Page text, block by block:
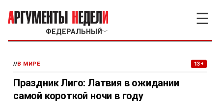
ФЕДЕРАЛЬНЫЙ ﹀
☰
//В МИРЕ 13+
Праздник Лиго: Латвия в ожидании
самой короткой ночи в году